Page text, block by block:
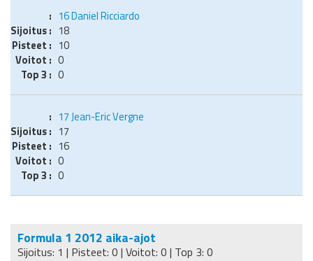
16Daniel Ricciardo
18
10
0
0
17 Jean-Eric Vergne
17
16
0
0
Formula 1 2012 aika-ajot
Sijoitus: 1 | Pisteet: 0 | Voitot: 0 | Top 3: 0